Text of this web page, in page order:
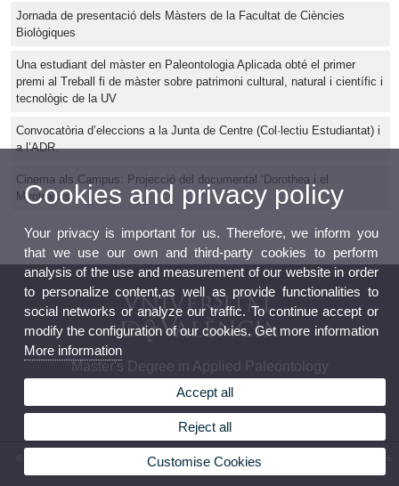
Jornada de presentació dels Màsters de la Facultat de Ciències
Biològiques
Una estudiant del màster en Paleontologia Aplicada obté el primer
premi al Treball fi de màster sobre patrimoni cultural, natural i científic i
tecnològic de la UV
Convocatòria d’eleccions a la Junta de Centre (Col·lectiu Estudiantat) i
a l’ADR.
Cinema als Campus: Projecció del documental ‘Dorothea i el
Myotragus’
Master's Degree in Applied Paleontology
© 2026 UV. - Faculty of Biological Sciences. Building A (2nd and 3rd floor) Av. Vicent Andrés
Cookies and privacy policy
Your privacy is important for us. Therefore, we inform you
that we use our own and third-party cookies to perform
analysis of the use and measurement of our website in order
to personalize content,as well as provide functionalities to
social networks or analyze our traffic. To continue accept or
modify the configuration of our cookies. Get more information
More information
Accept all
Reject all
Customise Cookies